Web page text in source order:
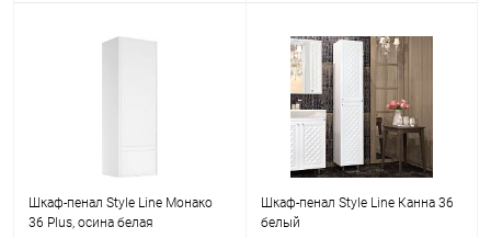
Шкаф-пенал Style Line Монако
36 Plus, осина белая
Шкаф-пенал Style Line Канна 36
белый